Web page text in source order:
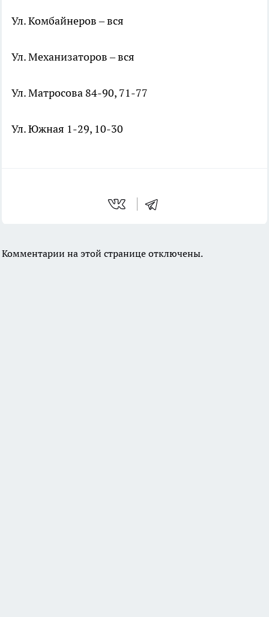
Ул. Комбайнеров – вся
Ул. Механизаторов – вся
Ул. Матросова 84-90, 71-77
Ул. Южная 1-29, 10-30
Комментарии на этой странице отключены.